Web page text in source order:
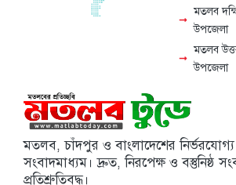
মতলব, চাঁদপুর ও বাংলাদেশের
সংবাদমাধ্যম। দ্রুত, নিরপেক্ষ ও বস্তুনিষ্ঠ
প্রতিশ্রুতিবদ্ধ।
মতলব
উপজেলা
মতলব
উপজেলা